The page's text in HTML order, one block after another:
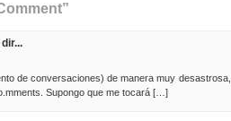
de conversaciones) de manera muy desastrosa,
Supongo que me tocará […]